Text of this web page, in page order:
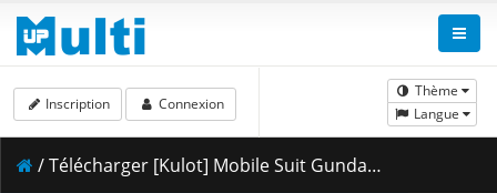
Thème
Langue
Inscription Connexion
/ Télécharger [Kulot] Mobile Suit Gundam Char_s Counterattack [Dual-Audio][BDRip 1832x988 x264 FLACx2] [0EC5195E].mkv.007 ( 478.20 MB )